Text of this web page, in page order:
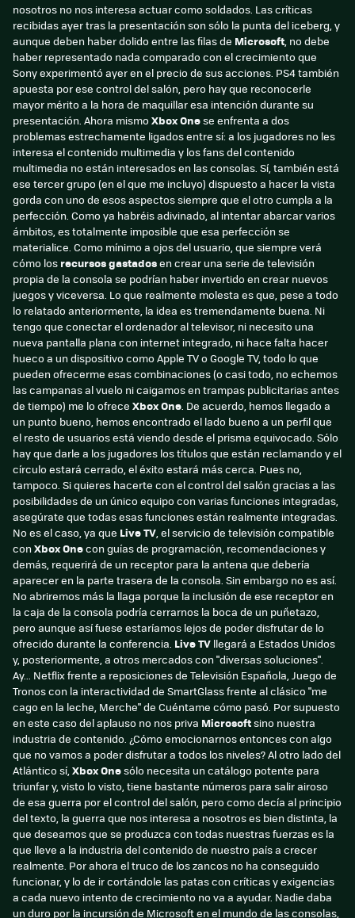
nosotros no nos interesa actuar como soldados. Las críticas
recibidas ayer tras la presentación son sólo la punta del iceberg, y
aunque deben haber dolido entre las filas de Microsoft, no debe
haber representado nada comparado con el crecimiento que
Sony experimentó ayer en el precio de sus acciones. PS4 también
apuesta por ese control del salón, pero hay que reconocerle
mayor mérito a la hora de maquillar esa intención durante su
presentación. Ahora mismoXbox Onese enfrenta a dos
problemas estrechamente ligados entre sí: a los jugadores no les
interesa el contenido multimedia y los fans del contenido
multimedia no están interesados en las consolas. Sí, también está
ese tercer grupo (en el que me incluyo) dispuesto a hacer la vista
gorda con uno de esos aspectos siempre que el otro cumpla a la
perfección. Como ya habréis adivinado, al intentar abarcar varios
ámbitos, es totalmente imposible que esa perfección se
materialice. Como mínimo a ojos del usuario, que siempre verá
cómo los recursos gastadosen crear una serie de televisión
propia de la consola se podrían haber invertido en crear nuevos
juegos y viceversa. Lo que realmente molesta es que, pese a todo
lo relatado anteriormente, la idea es tremendamente buena. Ni
tengo que conectar el ordenador al televisor, ni necesito una
nueva pantalla plana con internet integrado, ni hace falta hacer
hueco a un dispositivo como Apple TV o Google TV, todo lo que
pueden ofrecerme esas combinaciones (o casi todo, no echemos
las campanas al vuelo ni caigamos en trampas publicitarias antes
de tiempo) me lo ofrece Xbox One. De acuerdo, hemos llegado a
un punto bueno, hemos encontrado el lado bueno a un perfil que
el resto de usuarios está viendo desde el prisma equivocado. Sólo
hay que darle a los jugadores los títulos que están reclamando y el
círculo estará cerrado, el éxito estará más cerca. Pues no,
tampoco. Si quieres hacerte con el control del salón gracias a las
posibilidades de un único equipo con varias funciones integradas,
asegúrate que todas esas funciones están realmente integradas.
No es el caso, ya que Live TV, el servicio de televisión compatible
conXbox Onecon guías de programación, recomendaciones y
demás, requerirá de un receptor para la antena que debería
aparecer en la parte trasera de la consola. Sin embargo no es así.
No abriremos más la llaga porque la inclusión de ese receptor en
la caja de la consola podría cerrarnos la boca de un puñetazo,
pero aunque así fuese estaríamos lejos de poder disfrutar de lo
ofrecido durante la conferencia. Live TV llegará a Estados Unidos
y, posteriormente, a otros mercados con "diversas soluciones".
Ay... Netflix frente a reposiciones de Televisión Española, Juego de
Tronos con la interactividad de SmartGlass frente al clásico "me
cago en la leche, Merche" de Cuéntame cómo pasó. Por supuesto
en este caso del aplauso no nos priva Microsoftsino nuestra
industria de contenido. ¿Cómo emocionarnos entonces con algo
que no vamos a poder disfrutar a todos los niveles? Al otro lado del
Atlántico sí,Xbox Onesólo necesita un catálogo potente para
triunfar y, visto lo visto, tiene bastante números para salir airoso
de esa guerra por el control del salón, pero como decía al principio
del texto, la guerra que nos interesa a nosotros es bien distinta, la
que deseamos que se produzca con todas nuestras fuerzas es la
que lleve a la industria del contenido de nuestro país a crecer
realmente. Por ahora el truco de los zancos no ha conseguido
funcionar, y lo de ir cortándole las patas con críticas y exigencias
a cada nuevo intento de crecimiento no va a ayudar. Nadie daba
un duro por la incursión de Microsoft en el mundo de las consolas,